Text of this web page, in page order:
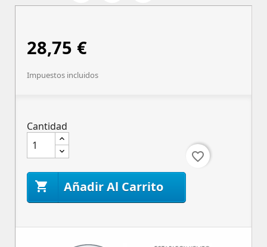
28,75 €
Impuestos incluidos
Cantidad
 Añadir Al Carrito
favorite_border